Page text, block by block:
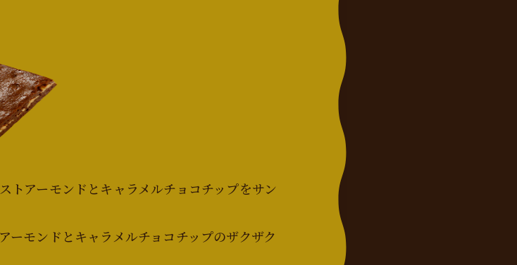
トアーモンドとキャラメルチョコチップをサン
モンドとキャラメルチョコチップのザクザク